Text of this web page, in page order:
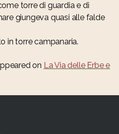
torre di guardia e di
giungeva quasi alle falde
in torre campanaria.
on La Via delle Erbe e